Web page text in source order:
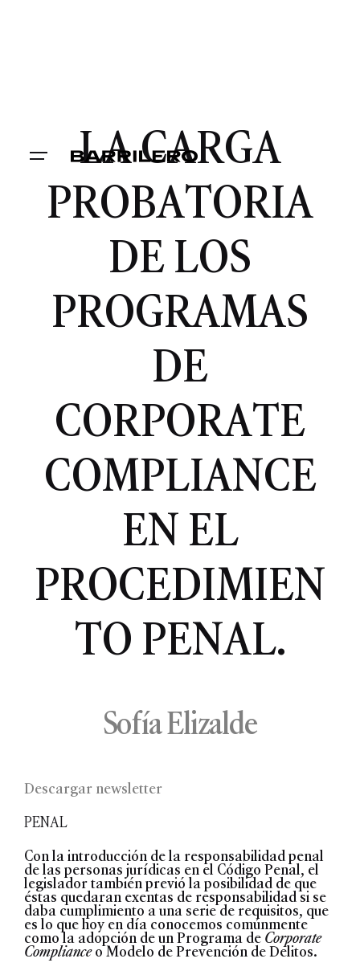
LA CARGA
PROBATORIA
DE LOS
PROGRAMAS
DE
CORPORATE
COMPLIANCE
EN EL
PROCEDIMIEN
TO PENAL.
Sofía Elizalde
Descargar newsletter
PENAL
Con la introducción de la responsabilidad penal
de las personas jurídicas en el Código Penal, el
legislador también previó la posibilidad de que
éstas quedaran exentas de responsabilidad si se
daba cumplimiento a una serie de requisitos, que
es lo que hoy en día conocemos comúnmente
como la adopción de un Programa de Corporate
Complianceo Modelo de Prevención de Delitos.